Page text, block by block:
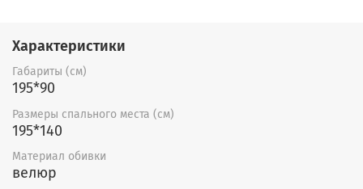
объемных подлокотников. Он не
занимает много места и хорошо
экономит пространство комнаты.
Диван имеет комфортное спальное
место с полноценным пружинным
блоком, а также вместительный
Характеристики
Габариты (см)
195*90
Размеры спального места (см)
195*140
Материал обивки
велюр